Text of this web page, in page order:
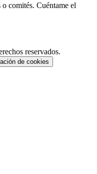
o comités. Cuéntame el
reservados.
de cookies